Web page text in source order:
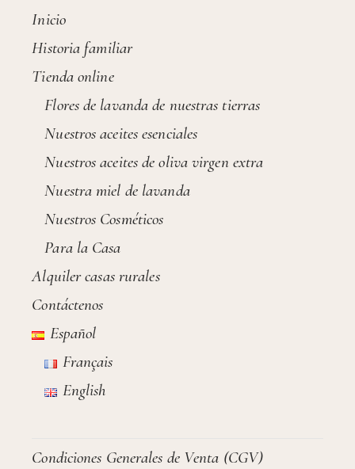
Inicio
Historia familiar
Tienda online
Flores de lavanda de nuestras tierras
Nuestros aceites esenciales
Nuestros aceites de oliva virgen extra
Nuestra miel de lavanda
Nuestros Cosméticos
Para la Casa
Alquiler casas rurales
Contáctenos
Español
Français
English
Condiciones Generales de Venta (CGV)